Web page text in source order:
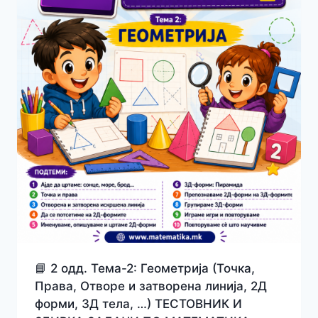
📘 2 одд. Тема-2: Геометрија (Точка,
Права, Отворе и затворена линија, 2Д
форми, 3Д тела, …) ТЕСТОВНИК И